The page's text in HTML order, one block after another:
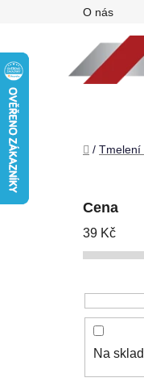
O nás
Domů
/ Tmelení
Cena
39 Kč
Na